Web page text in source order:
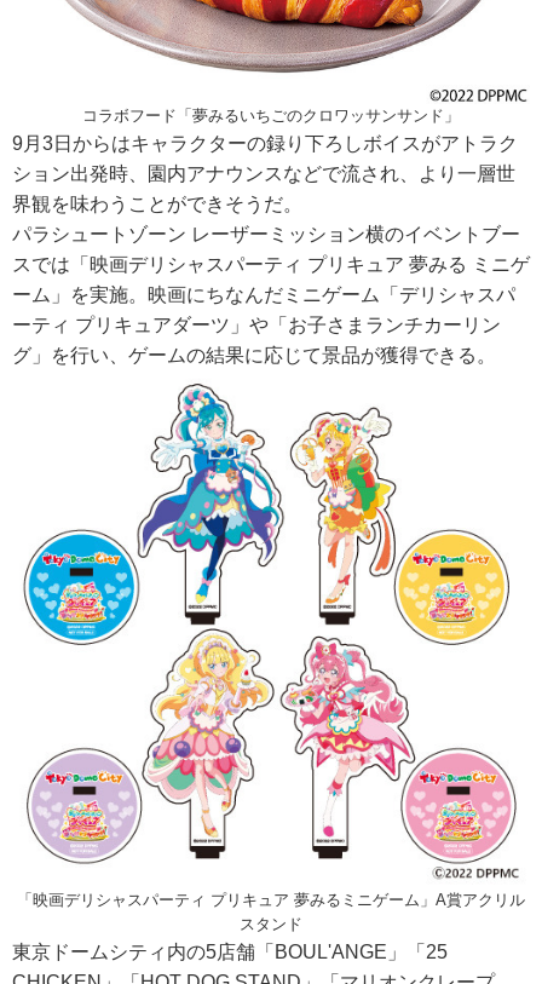
コラボフード「夢みるいちごのクロワッサンサンド」
9月3日からはキャラクターの録り下ろしボイスがアトラク
ション出発時、園内アナウンスなどで流され、より一層世
界観を味わうことができそうだ。
パラシュートゾーン レーザーミッション横のイベントブー
スでは「映画デリシャスパーティ プリキュア 夢みる ミニゲ
ーム」を実施。映画にちなんだミニゲーム「デリシャスパ
ーティ プリキュアダーツ」や「お子さまランチカーリン
グ」を行い、ゲームの結果に応じて景品が獲得できる。
「映画デリシャスパーティ プリキュア 夢みるミニゲーム」A賞アクリル
スタンド
東京ドームシティ内の5店舗「BOUL'ANGE」「25